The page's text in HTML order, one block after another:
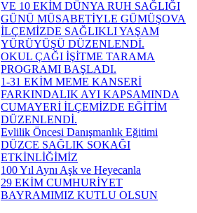
VE 10 EKİM DÜNYA RUH SAĞLIĞI
GÜNÜ MÜSABETİYLE GÜMÜŞOVA
İLÇEMİZDE SAĞLIKLI YAŞAM
YÜRÜYÜŞÜ DÜZENLENDİ.
OKUL ÇAĞI İŞİTME TARAMA
PROGRAMI BAŞLADI.
1-31 EKİM MEME KANSERİ
FARKINDALIK AYI KAPSAMINDA
CUMAYERİ İLÇEMİZDE EĞİTİM
DÜZENLENDİ.
Evlilik Öncesi Danışmanlık Eğitimi
DÜZCE SAĞLIK SOKAĞI
ETKİNLİĞİMİZ
100 Yıl Aynı Aşk ve Heyecanla
29 EKİM CUMHURİYET
BAYRAMIMIZ KUTLU OLSUN